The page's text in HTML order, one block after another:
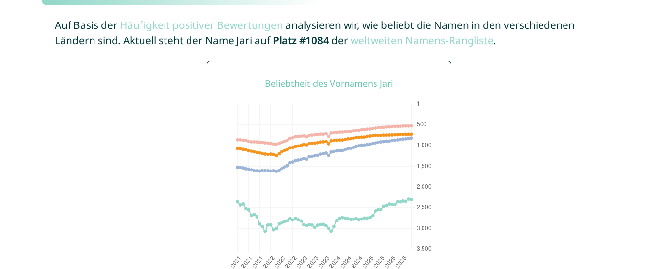
Auf Basis der Häufigkeit positiver Bewertungen analysieren wir, wie beliebt die Namen in den verschiedenen
Ländern sind. Aktuell steht der Name Jari auf Platz #1084derweltweiten Namens-Rangliste.